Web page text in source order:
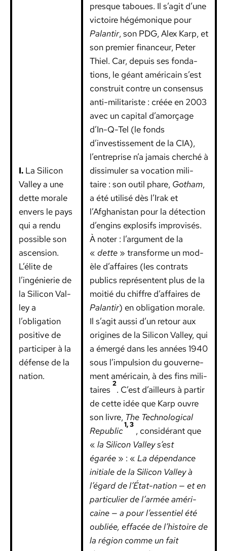
I.La Sil­i­con
Val­ley a une
dette morale
envers le pays
qui a ren­du
pos­si­ble son
ascen­sion.
L’élite de
l’ingénierie de
la Sil­i­con Val­
ley a
l’obligation
pos­i­tive de
par­ticiper à la
défense de la
nation.
presque taboues. Il s’agit d’une
vic­toire hégé­monique pour
Palan­tir, son PDG, Alex Karp, et
son pre­mier financeur, Peter
Thiel. Car, depuis ses fon­da­
tions, le géant améri­cain s’est
con­stru­it con­tre un con­sen­sus
anti-mil­i­tariste : créée en 2003
avec un cap­i­tal d’amorçage
d’In-Q-Tel (le fonds
d’investissement de la CIA),
l’entreprise n’a jamais cher­ché à
dis­simuler sa voca­tion mil­i­
taire : son out­il phare, Gotham,
a été util­isé dès l’Irak et
l’Afghanistan pour la détec­tion
d’engins explosifs impro­visés.
À not­er : l’argument de la
« dette » trans­forme un mod­
èle d’affaires (les con­trats
publics représen­tent plus de la
moitié du chiffre d’affaires de
Palan­tir) en oblig­a­tion morale.
Il s’agit aus­si d’un retour aux
orig­ines de la Sil­i­con Val­ley, qui
a émergé dans les années 1940
sous l’impulsion du gou­verne­
ment améri­cain, à des fins mil­i­
taires
2
. C’est d’ailleurs à par­tir
de cette idée que Karp ouvre
son livre, The Tech­no­log­i­cal
Repub­lic
1, 3
, con­sid­érant que
« la Sil­i­con Val­ley s’est
égarée» : « La dépen­dance
ini­tiale de la Sil­i­con Val­ley à
l’égard de l’État-nation — et en
par­ti­c­uli­er de l’armée améri­
caine — a pour l’essentiel été
oubliée, effacée de l’histoire de
la région comme un fait